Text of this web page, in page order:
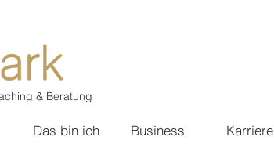
& Beratung
Das bin ich Business Karriere